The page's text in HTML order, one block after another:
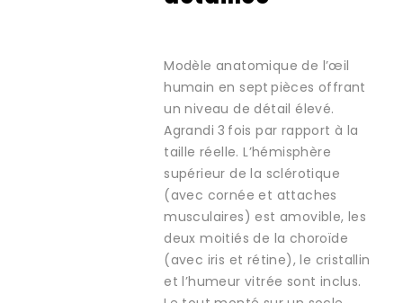
Modèle anatomique de l’œil
humain en sept pièces offrant
un niveau de détail élevé.
Agrandi 3 fois par rapport à la
taille réelle. L’hémisphère
supérieur de la sclérotique
(avec cornée et attaches
musculaires) est amovible, les
deux moitiés de la choroïde
(avec iris et rétine), le cristallin
et l’humeur vitrée sont inclus.